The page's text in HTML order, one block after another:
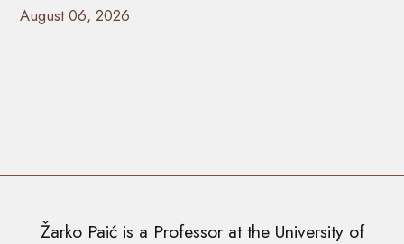
August 06, 2026
Žarko Paić is a Professor at the University of